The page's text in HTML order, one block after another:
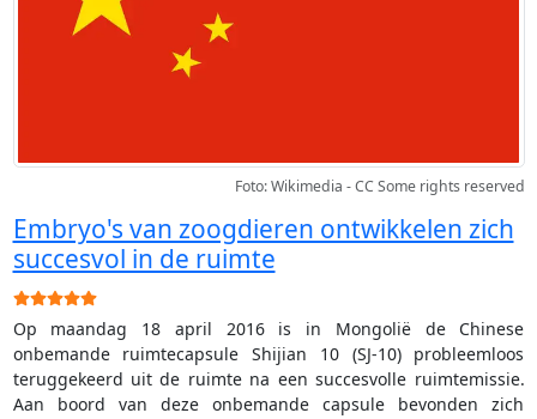
Foto: Wikimedia - CC Some rights reserved
Embryo's van zoogdieren ontwikkelen zich
succesvol in de ruimte
Gebruikerswaardering:
Op maandag 18 april 2016 is in Mongolië de Chinese
onbemande ruimtecapsule Shijian 10 (SJ-10) probleemloos
teruggekeerd uit de ruimte na een succesvolle ruimtemissie.
Aan boord van deze onbemande capsule bevonden zich